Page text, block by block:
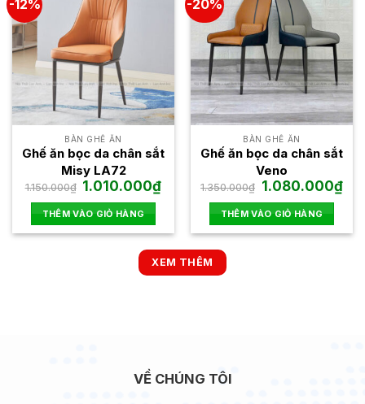
-12%
BÀN GHẾ ĂN
Ghế ăn bọc da chân sắt
Misy LA72
1.150.000₫ Giá
gốc
là:
1.150.000₫.
1.010.000₫Giá
1.010.000₫.
THÊM VÀO GIỎ HÀNG
-20%
BÀN GHẾ ĂN
Ghế ăn bọc da chân sắt
Veno
1.350.000₫ Giá
gốc
là:
1.350.000₫.
1.080.000₫Giá
hiện
THÊM VÀO GIỎ HÀNG
XEM THÊM
VỀ CHÚNG TÔI